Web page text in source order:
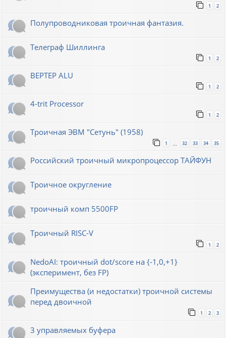
1 2
Полупроводниковая троичная фантазия.
Телеграф Шиллинга
1 2
BEPTEP ALU
1 2
4-trit Processor
1 2
Троичная ЭВМ "Сетунь" (1958)
1 … 32 33 34 35
Российский троичный микропроцессор ТАЙФУН
Троичное округление
троичный комп 5500FP
Троичный RISC-V
1 2
NedoAI: троичный dot/score на {-1,0,+1}
(эксперимент, без FP)
Преимущества (и недостатки) троичной системы
перед двоичной
1 2 3
3 управляемых буфера